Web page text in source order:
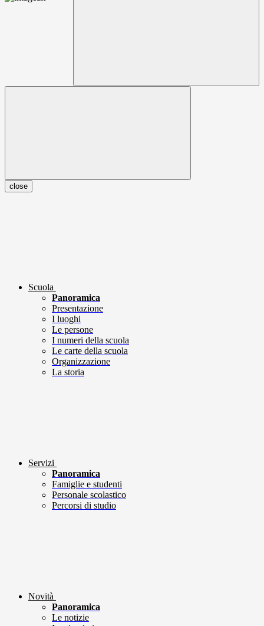
close
Scuola
Panoramica
Presentazione
I luoghi
Le persone
I numeri della scuola
Le carte della scuola
Organizzazione
La storia
Servizi
Panoramica
Famiglie e studenti
Personale scolastico
Percorsi di studio
Novità
Panoramica
Le notizie